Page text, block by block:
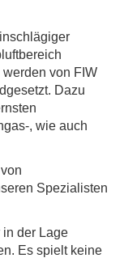
von FIW
Dazu
, wie auch
Spezialisten
in der Lage
Es spielt keine